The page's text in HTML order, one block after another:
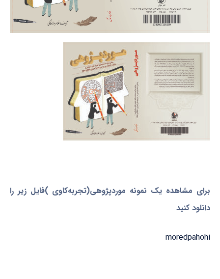
برای مشاهده یک نمونه موردپژوهی(تجربه‌کاوی )فایل زیر را
دانلود کنید
moredpahohi